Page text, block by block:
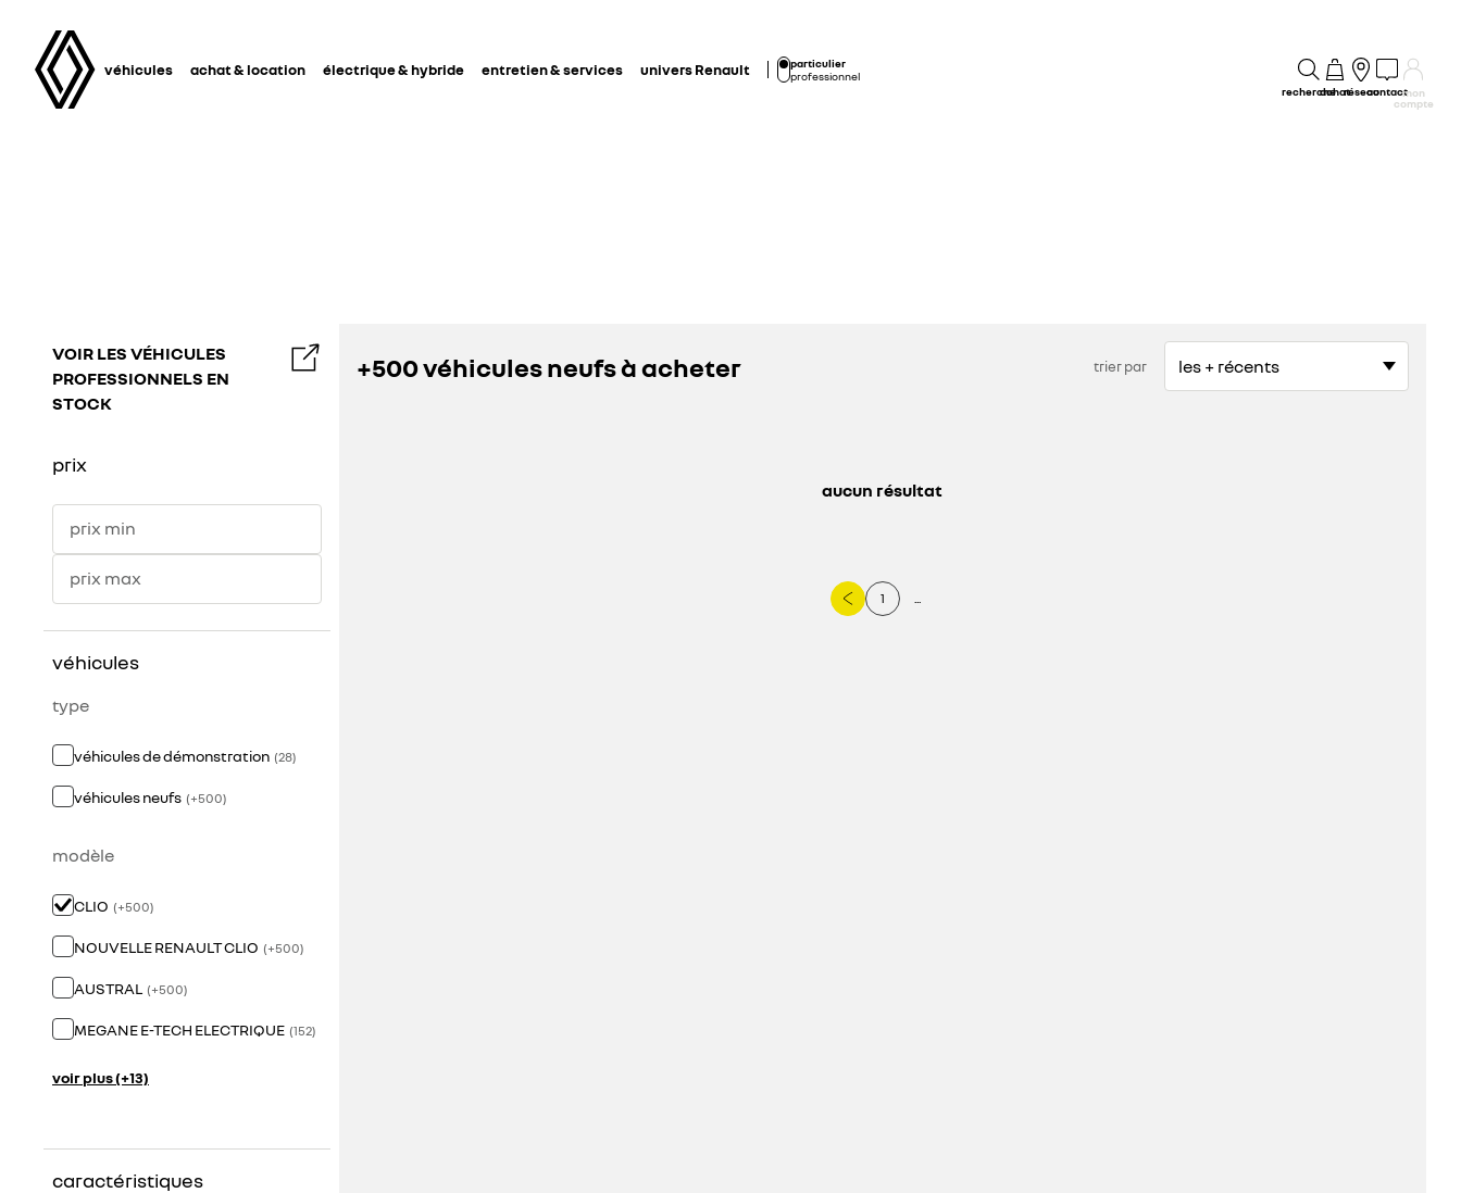
véhicules achat & location électrique & hybride entretien & services univers Renault
particulier
professionnel
rechercheachatréseaucontactmon
compte
VOIR LES VÉHICULES
PROFESSIONNELS EN
STOCK
prix
prix min
prix max
véhicules
type
véhicules de démonstration (28)
véhicules neufs (+500)
modèle
CLIO (+500)
NOUVELLE RENAULT CLIO (+500)
AUSTRAL (+500)
MEGANE E-TECH ELECTRIQUE (152)
voir plus (+13)
caractéristiques
+500 véhicules neufs à acheter trier par
aucun résultat
1 ...